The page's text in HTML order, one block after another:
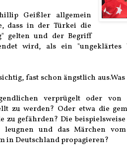
Geißler allgemein
dass in der Türkei die
gelten und der Begriff
wird, als ein "ungeklärtes
fast schon ängstlich
verprügelt oder von
zu werden? Oder etwa die
gefährden? Die
und das Märchen
Deutschland propagieren?